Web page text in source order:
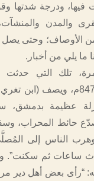
ودرجة شدتها
والمدن
من الأوصاف؛ وحتى
ما يلي من أخبار.
تلك التي
سنة233هـ /نوفمبر847م، ويصف
عظيمة بدمشق،
حائط المحراب،
الناس إلى
ساعات ثم سكنت”.
“رأى بعض أهل دير